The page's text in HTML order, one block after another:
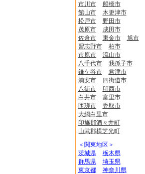
市川市
船橋市
館山市
木更津市
松戸市
野田市
茂原市
成田市
佐倉市
東金市
旭市
習志野市
柏市
市原市
流山市
八千代市
我孫子市
鎌ケ谷市
君津市
浦安市
四街道市
八街市
印西市
白井市
富里市
匝瑳市
香取市
大網白里市
印旛郡酒々井町
山武郡横芝光町
＜関東地区＞
茨城県
栃木県
群馬県
埼玉県
東京都
神奈川県